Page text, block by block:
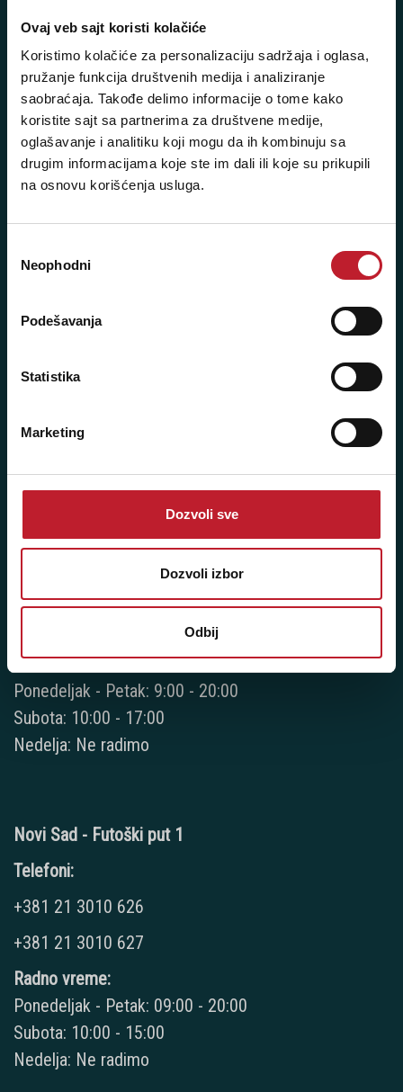
Ovaj veb sajt koristi kolačiće
Koristimo kolačiće za personalizaciju sadržaja i oglasa,
pružanje funkcija društvenih medija i analiziranje
saobraćaja. Takođe delimo informacije o tome kako
koristite sajt sa partnerima za društvene medije,
oglašavanje i analitiku koji mogu da ih kombinuju sa
drugim informacijama koje ste im dali ili koje su prikupili
na osnovu korišćenja usluga.
сагласности
Neophodni
Podešavanja
Statistika
Marketing
Dozvoli sve
Dozvoli izbor
Odbij
Beograd - Svetogorska 9
Telefoni:
+381 11 3347 442
+381 11 3347 615
+381 11 3347 883
+381 11 2688 069
Radno vreme:
Subota: 10:00 - 17:00
+381 11 777 7776
+381 11 7777 270
Radno vreme:
Ponedeljak - Petak: 9:00 - 20:00
Subota: 10:00 - 17:00
Nedelja: Ne radimo
Novi Sad - Futoški put 1
Telefoni:
+381 21 3010 626
+381 21 3010 627
Radno vreme:
Ponedeljak - Petak: 09:00 - 20:00
Subota: 10:00 - 15:00
Nedelja: Ne radimo